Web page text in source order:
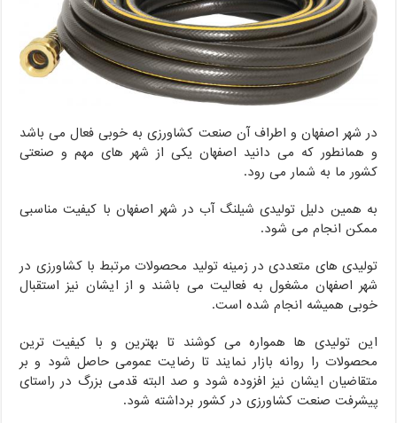
در شهر اصفهان و اطراف آن صنعت کشاورزی به خوبی فعال می باشد
و همانطور که می دانید اصفهان یکی از شهر های مهم و صنعتی
کشور ما به شمار می رود.
به همین دلیل تولیدی شیلنگ آب در شهر اصفهان با کیفیت مناسبی
ممکن انجام می شود.
تولیدی های متعددی در زمینه تولید محصولات مرتبط با کشاورزی در
شهر اصفهان مشغول به فعالیت می باشند و از ایشان نیز استقبال
خوبی همیشه انجام شده است.
این تولیدی ها همواره می کوشند تا بهترین و با کیفیت ترین
محصولات را روانه بازار نمایند تا رضایت عمومی حاصل شود و بر
متقاضیان ایشان نیز افزوده شود و صد البته قدمی بزرگ در راستای
پیشرفت صنعت کشاورزی در کشور برداشته شود.